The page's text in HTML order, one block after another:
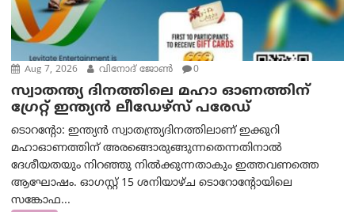
Aug 7, 2026 വിനോദ് ജോൺ 0
സ്വാതന്ത്യ ദിനത്തിലെ മഹാ ഓണത്തിന്
ഗ്രേറ്റ് ഇന്ത്യൻ ലീഡേഴ്സ് പരേഡ്
ടൊറന്റോ: ഇന്ത്യൻ സ്വാതന്ത്ര്യദിനത്തിലാണ് ഇക്കുറി
മഹാഓണത്തിന് അരങ്ങൊരുങ്ങുന്നതെന്നതിനാൽ
ദേശീയതയും നിറഞ്ഞു നിൽക്കുന്നതാകും ഇത്തവണത്തെ
ആഘോഷം. ഓഗസ്റ്റ് 15 ശനിയാഴ്ച ടൊറോന്റോയിലെ
സങ്കോഫ...